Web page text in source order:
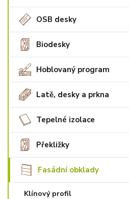
OSB desky
Biodesky
Hoblovaný program
Latě, desky a prkna
Tepelné izolace
Překližky
Fasádní obklady
Klínový profil